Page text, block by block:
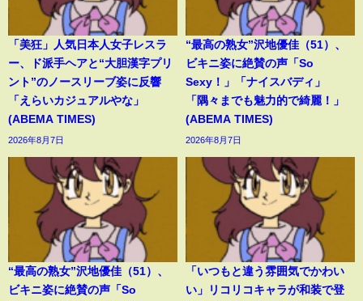
「美狂」人気日本人女子レスラ
ー、ド派手ヘアと“大胆漢字プリ
ント”のノースリーブ姿に反響
「えらいカジュアルやな」
(ABEMA TIMES)
2026年8月7日
“最高の熟女”沢地優佳（51）、
ビキニ姿に絶賛の声「So
Sexy！」「ナイスバディ」
「隅々までも魅力的で綺麗！」
(ABEMA TIMES)
2026年8月7日
“最高の熟女”沢地優佳（51）、
ビキニ姿に絶賛の声「So
「いつもと違う雰囲気でかわい
い」リコリコキャラが和装で登